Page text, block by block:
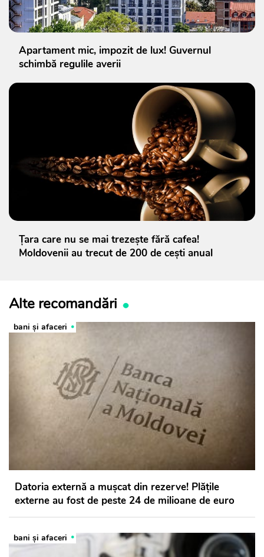
Apartament mic, impozit de lux! Guvernul
schimbă regulile averii
Țara care nu se mai trezește fără cafea!
Moldovenii au trecut de 200 de cești anual
Alte recomandări
bani și afaceri
Datoria externă a mușcat din rezerve! Plățile
externe au fost de peste 24 de milioane de euro
bani și afaceri